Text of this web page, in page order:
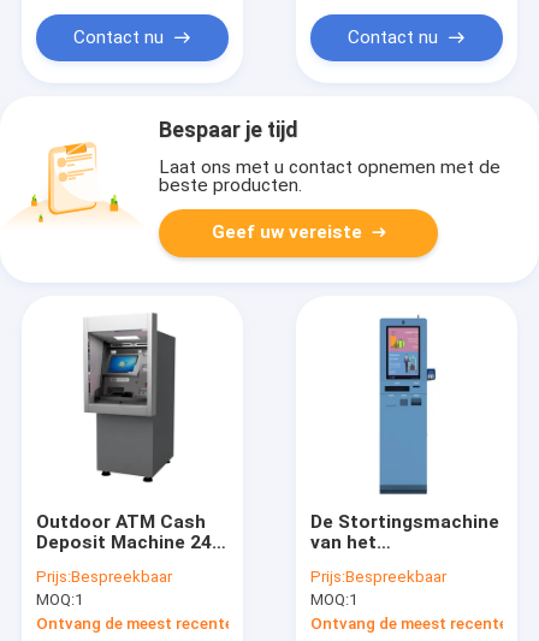
Stortingsmachine
van het
Contact nu Contact nu
Bespaar je tijd
Laat ons met u contact opnemen met de
beste producten.
Geef uw vereiste
Outdoor ATM Cash
Deposit Machine 24-
geldstortingsautomaat
Prijs:Bespreekbaar
MOQ:1
Ontvang de meest recente Prijs
De Stortingsmachine
van het
met Touch screen
Modulair Ontwerp
Prijs:Bespreekbaar
MOQ:1
Ontvang de meest recente